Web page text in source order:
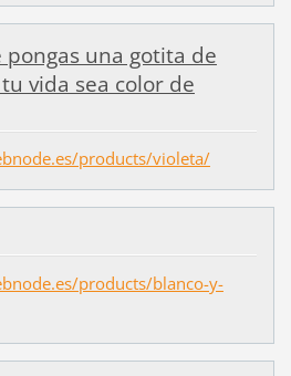
pongas una gotita de
vida sea color de
products/violeta/
products/blanco-y-